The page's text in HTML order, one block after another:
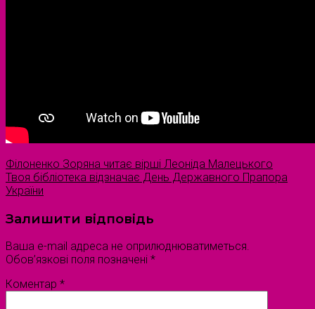
Філоненко Зоряна читає вірші Леоніда Малецького
Твоя бібліотека відзначає День Державного Прапора
України
Залишити відповідь
Ваша e-mail адреса не оприлюднюватиметься.
Обов’язкові поля позначені *
Коментар *